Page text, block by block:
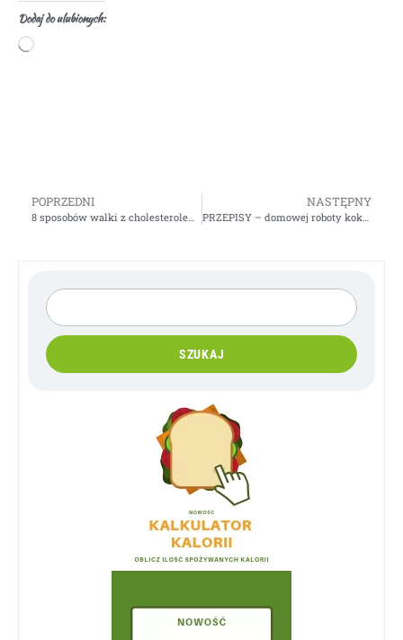
Dodaj do ulubionych:
SZUKAJ
POPRZEDNI
8 sposobów walki z cholesterolem – Gosia Klos
NASTĘPNY
PRZEPISY – domowej roboty kokosowe przepisy na czekoladę